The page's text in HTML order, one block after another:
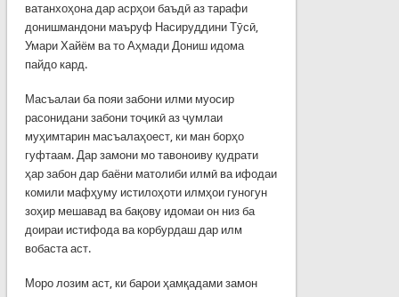
ватанхоҳона дар асрҳои баъдӣ аз тарафи
донишмандони маъруф Насируддини Тӯсӣ,
Умари Хайём ва то Аҳмади Дониш идома
пайдо кард.
Масъалаи ба пояи забони илми муосир
расонидани забони тоҷикӣ аз ҷумлаи
муҳимтарин масъалаҳоест, ки ман борҳо
гуфтаам. Дар замони мо тавоноиву қудрати
ҳар забон дар баёни матолиби илмӣ ва ифодаи
комили мафҳуму истилоҳоти илмҳои гуногун
зоҳир мешавад ва бақову идомаи он низ ба
доираи истифода ва корбурдаш дар илм
вобаста аст.
Моро лозим аст, ки барои ҳамқадами замон